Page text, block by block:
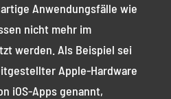
Anwendungsfälle wie
nicht mehr im
werden. Als Beispiel sei
Apple-Hardware
iOS-Apps genannt,